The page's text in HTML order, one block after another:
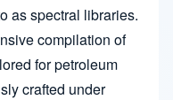
as spectral libraries.
compilation of
for petroleum
crafted under